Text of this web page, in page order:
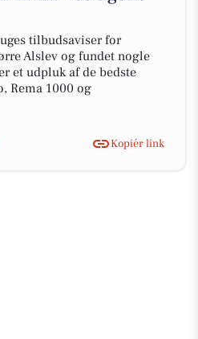
tilbudsaviser for
Alslev og fundet nogle
et udpluk af de bedste
Rema 1000 og
Kopiér link